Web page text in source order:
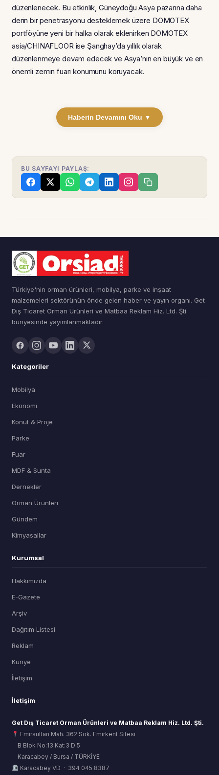
düzenlenecek. Bu etkinlik, Güneydoğu Asya pazarına daha
derin bir penetrasyonu desteklemek üzere DOMOTEX
portföyüne yeni bir halka olarak eklenirken DOMOTEX
asia/CHINAFLOOR ise Şanghay’da yıllık olarak
düzenlenmeye devam edecek ve Asya’nın en büyük ve en
önemli zemin fuarı konumunu koruyacak.
Haberin Devamını Oku ▼
BU SAYFAYI PAYLAŞ:
Türkiye'nin orman ürünleri, mobilya, parke ve inşaat
malzemeleri sektörünün önde gelen haber ve yayın organı. Get
Dış Ticaret Orman Ürünleri ve Matbaa Reklam Hiz. Ltd. Şti.
bünyesinde yayımlanmaktadır.
Kategoriler
Mobilya
Ekonomi
Konut & Proje
Parke
Fuar
MDF & Sunta
Dernekler
Orman Ürünleri
Gündem
Kimyasallar
Kurumsal
Hakkımızda
E-Gazete
Arşiv
Dağıtım Listesi
Reklam
Künye
İletişim
İletişim
Get Dış Ticaret Orman Ürünleri ve Matbaa Reklam Hiz. Ltd. Şti.
Emirsultan Mah. 362 Sok. Emirkent Sitesi
B Blok No:13 Kat:3 D:5
Karacabey / Bursa / TÜRKİYE
Karacabey VD · 394 045 8387
ORSİAD AI
Sektörel Hafıza Asistanı